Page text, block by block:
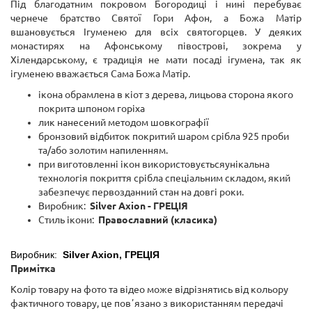
Під благодатним покровом Богородиці і нині перебуває
чернече братство Святої Гори Афон, а Божа Матір
вшановується Ігуменею для всіх святогорцев. У деяких
монастирях на Афонському півострові, зокрема у
Хілендарському, є традиція не мати посаді ігумена, так як
ігуменею вважається Сама Божа Матір.
ікона обрамлена в кіот з дерева, лицьова сторона якого
покрита шпоном горіха
лик нанесений методом шовкографії
бронзовий відбиток покритий шаром срібла 925 проби
та/або золотим напиленням.
при виготовленні ікон використовуєтьсяунікальна
технологія покриття срібласпеціальним складом, який
забезпечує первозданний стан на довгі роки.
Виробник: Silver Axion- ГРЕЦІЯ
Стиль ікони: Православний (класика)
Виробник: Silver Axion, ГРЕЦІЯ
Примітка
Колір товару на фото та відео може відрізнятись від кольору
фактичного товару, це повʼязано з використанням передачі